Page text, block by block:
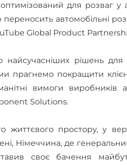
для розваг у
автомобільні
Global Product
рішень для
прагнемо покращити
вимоги виробників
Solutions.
простору, у
Німеччина, де
своє бачення